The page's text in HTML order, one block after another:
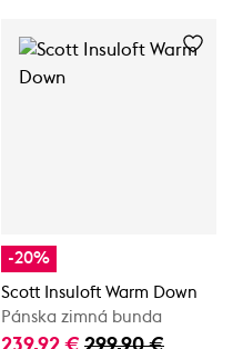
-20%
Scott Insuloft Warm Down
Pánska zimná bunda
239,92 € 299,90 €